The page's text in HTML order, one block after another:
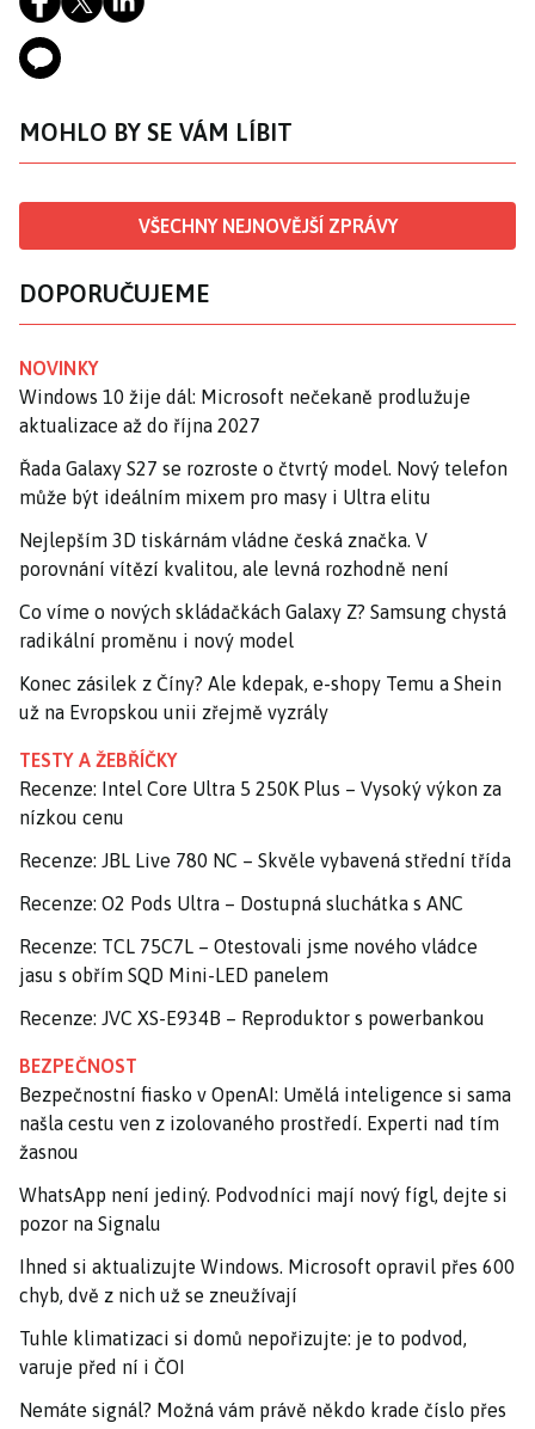
MOHLO BY SE VÁM LÍBIT
VŠECHNY NEJNOVĚJŠÍ ZPRÁVY
DOPORUČUJEME
NOVINKY
Windows 10 žije dál: Microsoft nečekaně prodlužuje
aktualizace až do října 2027
Řada Galaxy S27 se rozroste o čtvrtý model. Nový telefon
může být ideálním mixem pro masy i Ultra elitu
Nejlepším 3D tiskárnám vládne česká značka. V
porovnání vítězí kvalitou, ale levná rozhodně není
Co víme o nových skládačkách Galaxy Z? Samsung chystá
radikální proměnu i nový model
Konec zásilek z Číny? Ale kdepak, e-shopy Temu a Shein
už na Evropskou unii zřejmě vyzrály
TESTY A ŽEBŘÍČKY
Recenze: Intel Core Ultra 5 250K Plus – Vysoký výkon za
nízkou cenu
Recenze: JBL Live 780 NC – Skvěle vybavená střední třída
Recenze: O2 Pods Ultra – Dostupná sluchátka s ANC
Recenze: TCL 75C7L – Otestovali jsme nového vládce
jasu s obřím SQD Mini-LED panelem
Recenze: JVC XS-E934B – Reproduktor s powerbankou
BEZPEČNOST
Bezpečnostní fiasko v OpenAI: Umělá inteligence si sama
našla cestu ven z izolovaného prostředí. Experti nad tím
žasnou
WhatsApp není jediný. Podvodníci mají nový fígl, dejte si
pozor na Signalu
Ihned si aktualizujte Windows. Microsoft opravil přes 600
chyb, dvě z nich už se zneužívají
Tuhle klimatizaci si domů nepořizujte: je to podvod,
varuje před ní i ČOI
Nemáte signál? Možná vám právě někdo krade číslo přes